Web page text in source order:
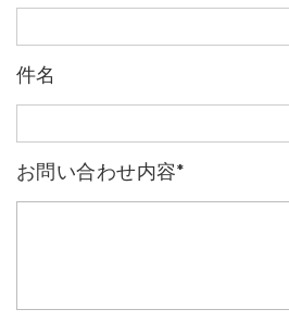
件名
お問い合わせ内容*